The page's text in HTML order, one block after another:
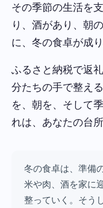
その季節の生活を
り、酒があり、朝
に、冬の食卓が成
ふるさと納税で返
分たちの手で整え
を、朝を、そして
れは、あなたの台
冬の食卓は、準備
米や肉、酒を家に
整っていく。そう